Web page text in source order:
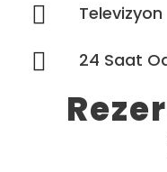
Televizyon
24 Saat